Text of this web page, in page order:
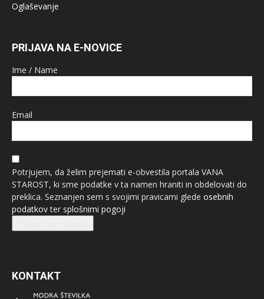
Oglaševanje
PRIJAVA NA E-NOVICE
Ime / Name
Email
Potrjujem, da želim prejemati e-obvestila portala VANA
STAROST, ki sme podatke v ta namen hraniti in obdelovati do
preklica. Seznanjen sem s svojimi pravicami glede osebnih
podatkovter splošnimi pogoji
KONTAKT